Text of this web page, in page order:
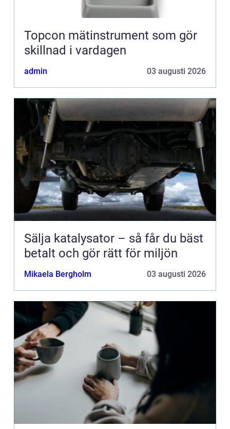
Topcon mätinstrument som gör
skillnad i vardagen
admin 03 augusti 2026
Sälja katalysator – så får du bäst
betalt och gör rätt för miljön
Mikaela Bergholm 03 augusti 2026